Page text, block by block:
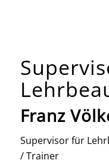
Franz
Supervisor für
/ Trainer